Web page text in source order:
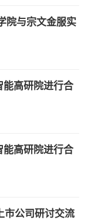
院与宗文金服实
能高研院进行合
能高研院进行合
市公司研讨交流